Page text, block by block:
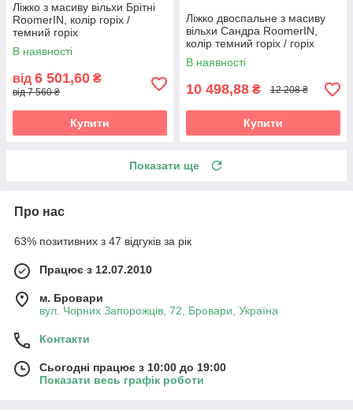
Ліжко з масиву вільхи Брітні
RoomerIN, колір горіх /
темний горіх
В наявності
від 6 501,60 ₴
від 7 560 ₴
Купити
Ліжко двоспальне з масиву
вільхи Сандра RoomerIN,
колір темний горіх / горіх
В наявності
10 498,88 ₴ 12 208 ₴
Купити
Показати ще
Про нас
63% позитивних з 47 відгуків за рік
Працює з 12.07.2010
м. Бровари
вул. Чорних Запорожців, 72, Бровари, Україна
Контакти
Сьогодні працює з 10:00 до 19:00
Показати весь графік роботи